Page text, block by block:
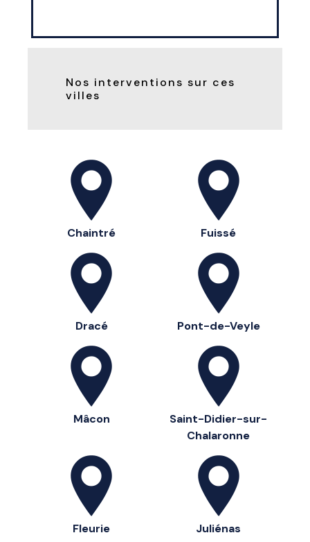
Nos interventions sur ces
villes
Chaintré Fuissé
Dracé Pont-de-Veyle
Mâcon
Saint-Didier-sur-
Chalaronne
Fleurie Juliénas